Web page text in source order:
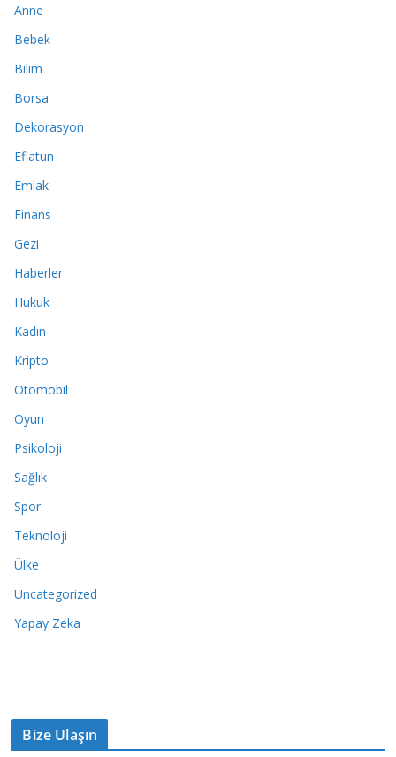
Anne
Bebek
Bilim
Borsa
Dekorasyon
Eflatun
Emlak
Finans
Gezi
Haberler
Hukuk
Kadın
Kripto
Otomobil
Oyun
Psikoloji
Sağlık
Spor
Teknoloji
Ülke
Uncategorized
Yapay Zeka
Bize Ulaşın